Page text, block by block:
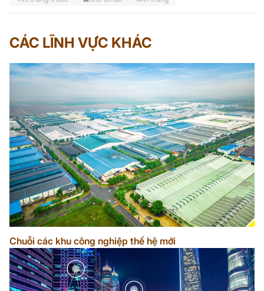
CÁC LĨNH VỰC KHÁC
Chuỗi các khu công nghiệp thế hệ mới